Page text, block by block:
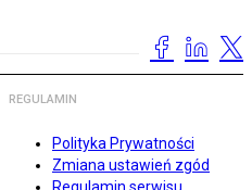
REGULAMIN
Polityka Prywatności
Zmiana ustawień zgód